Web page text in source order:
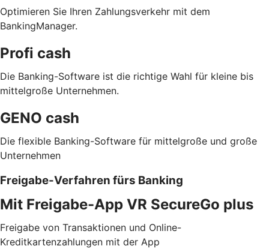
Optimieren Sie Ihren Zahlungsverkehr mit dem
BankingManager.
Profi cash
Die Banking-Software ist die richtige Wahl für kleine bis
mittelgroße Unternehmen.
GENO cash
Die flexible Banking-Software für mittelgroße und große
Unternehmen
Freigabe-Verfahren fürs Banking
Mit Freigabe-App VR SecureGo plus
Freigabe von Transaktionen und Online-
Kreditkartenzahlungen mit der App